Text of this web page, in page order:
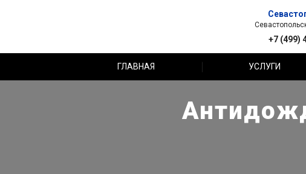
+7 (499)
ГЛАВНАЯ УСЛУГИ